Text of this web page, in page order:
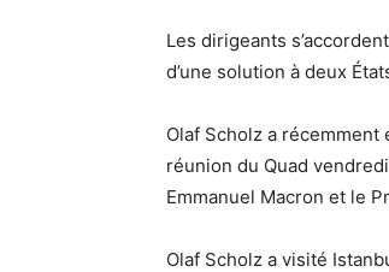
Les dirigeants
d’une solution à deux
Olaf Scholz a
réunion du Quad
Emmanuel Macron et le
Olaf Scholz a visité